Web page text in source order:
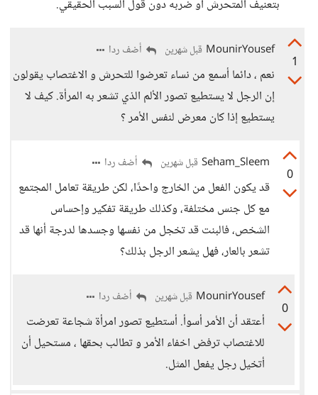
بتعنيف المتحرش أو ضربه دون قول السبب الحقيقي.
1
MounirYousef قبل شهرين أضف ردا
نعم ، دائما أسمع من نساء تعرضوا للتحرش و الاغتصاب يقولون
إن الرجل لا يستطيع تصور الألم الذي تشعر به المرأة. كيف لا
يستطيع إذا كان معرض لنفس الأمر ؟
0
Seham_Sleem قبل شهرين أضف ردا
قد يكون الفعل من الخارج واحدًا، لكن طريقة تعامل المجتمع
مع كل جنس مختلفة، وكذلك طريقة تفكير وإحساس
الشخص، فالبنت قد تخجل من نفسها وجسدها لدرجة أنها قد
تشعر بالعار، فهل يشعر الرجل بذلك؟
0
MounirYousef قبل شهرين أضف ردا
أعتقد أن الأمر أسوأ. أستطيع تصور امرأة شجاعة تعرضت
للاغتصاب ترفض اخفاء الأمر و تطالب بحقها ، مستحيل أن
أتخيل رجل يفعل المثل.